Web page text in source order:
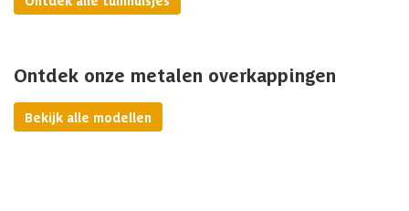
Ontdek onze metalen overkappingen
Bekijk alle modellen